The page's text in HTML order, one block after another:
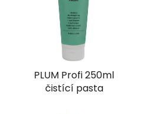
PLUM Profi 250ml
čistící pasta